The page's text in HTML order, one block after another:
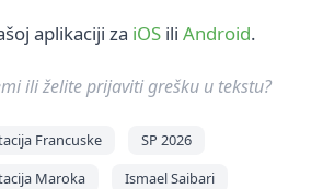
aplikaciji za iOS ili Android.
ili želite prijaviti grešku u tekstu?
Francuske
SP 2026
Maroka
Ismael Saibari